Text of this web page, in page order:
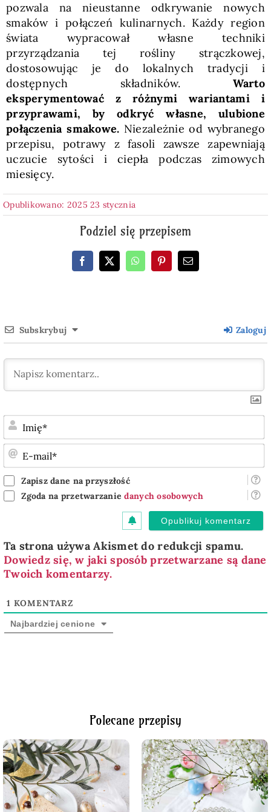
pozwala na nieustanne odkrywanie nowych
smaków i połączeń kulinarnych. Każdy region
świata wypracował własne techniki
przyrządzania tej rośliny strączkowej,
dostosowując je do lokalnych tradycji i
dostępnych składników. Warto
eksperymentować z różnymi wariantami i
przyprawami, by odkryć własne, ulubione
połączenia smakowe. Niezależnie od wybranego
przepisu, potrawy z fasoli zawsze zapewniają
uczucie sytości i ciepła podczas zimowych
miesięcy.
Opublikowano: 2025 23 stycznia
Podziel się przepisem
Subskrybuj Zaloguj
Zapisz dane na przyszłość
Zgoda na przetwarzaniedanych osobowych
Ta strona używa Akismet do redukcji spamu.
Dowiedz się, w jaki sposób przetwarzane są dane
Twoich komentarzy.
1 KOMENTARZ
Najbardziej cenione
Polecane przepisy